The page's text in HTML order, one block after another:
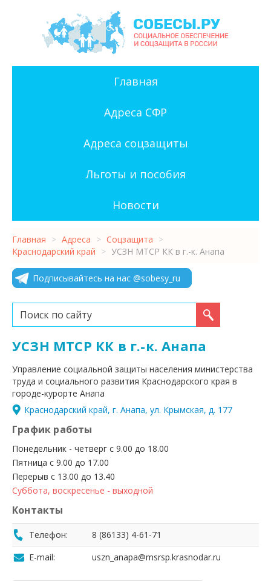
Главная
Адреса СФР
Адреса соцзащиты
Льготы и пособия
Новости
Главная > Адреса > Соцзащита >
Краснодарский край > УСЗН МТСР КК в г.-к. Анапа
Подписывайтесь на нас @sobesy_ru
Искать...
УСЗН МТСР КК в г.-к. Анапа
Управление социальной защиты населения министерства
труда и социального развития Краснодарского края в
городе-курорте Анапа
Краснодарский край, г. Анапа, ул. Крымская, д. 177
График работы
Понедельник - четверг с 9.00 до 18.00
Пятница с 9.00 до 17.00
Перерыв с 13.00 до 13.40
Суббота, воскресенье - выходной
Контакты
Телефон:
8 (86133) 4-61-71
E-mail:
uszn_anapa@msrsp.krasnodar.ru